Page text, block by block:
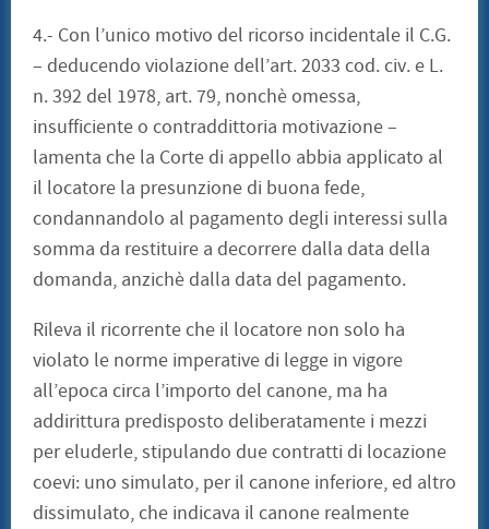
4.- Con l’unico motivo del ricorso incidentale il C.G.
– deducendo violazione dell’art. 2033 cod. civ. e L.
n. 392 del 1978, art. 79, nonchè omessa,
insufficiente o contraddittoria motivazione –
lamenta che la Corte di appello abbia applicato al
il locatore la presunzione di buona fede,
condannandolo al pagamento degli interessi sulla
somma da restituire a decorrere dalla data della
domanda, anzichè dalla data del pagamento.
Rileva il ricorrente che il locatore non solo ha
violato le norme imperative di legge in vigore
all’epoca circa l’importo del canone, ma ha
addirittura predisposto deliberatamente i mezzi
per eluderle, stipulando due contratti di locazione
coevi: uno simulato, per il canone inferiore, ed altro
dissimulato, che indicava il canone realmente